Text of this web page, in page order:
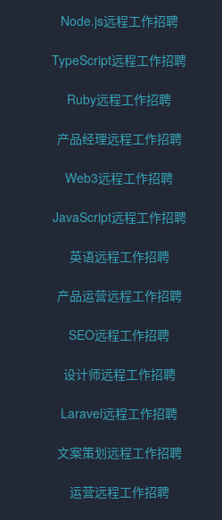
Node.js远程工作招聘
TypeScript远程工作招聘
Ruby远程工作招聘
产品经理远程工作招聘
Web3远程工作招聘
JavaScript远程工作招聘
英语远程工作招聘
产品运营远程工作招聘
SEO远程工作招聘
设计师远程工作招聘
Laravel远程工作招聘
文案策划远程工作招聘
运营远程工作招聘